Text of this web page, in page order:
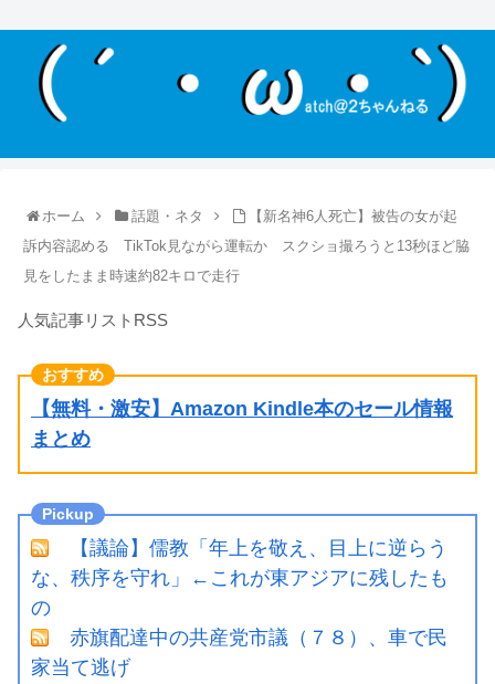
ホーム 話題・ネタ
【新名神6人死亡】被告の女が起
訴内容認める TikTok見ながら運転か スクショ撮ろうと13秒ほど脇
見をしたまま時速約82キロで走行
人気記事リストRSS
【無料・激安】Amazon Kindle本のセール情報
まとめ
【議論】儒教「年上を敬え、目上に逆らう
な、秩序を守れ」←これが東アジアに残したも
の
赤旗配達中の共産党市議（７８）、車で民
家当て逃げ